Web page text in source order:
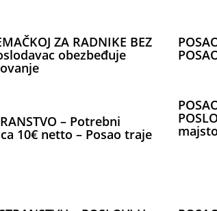
ZA RADNIKE BEZ
obezbeđuje
– Potrebni
10€ netto – Posao traje